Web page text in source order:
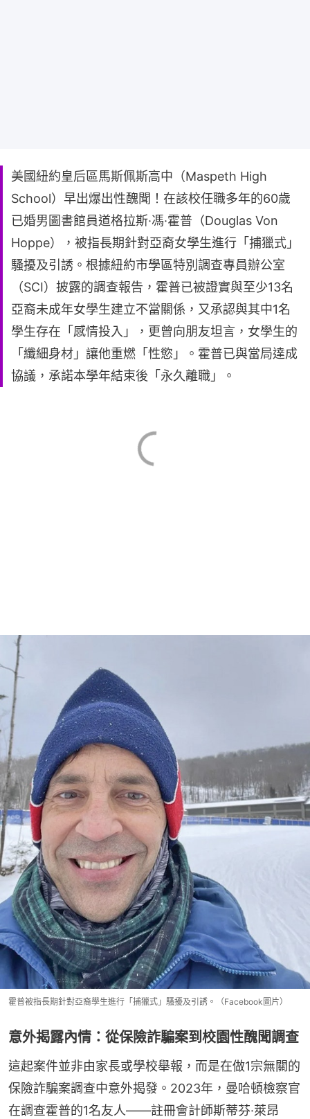
美國紐約皇后區馬斯佩斯高中（Maspeth High
School）早出爆出性醜聞！在該校任職多年的60歲
已婚男圖書館員道格拉斯·馮·霍普（Douglas Von
Hoppe），被指長期針對亞裔女學生進行「捕獵式」
騷擾及引誘。根據紐約市學區特別調查專員辦公室
（SCI）披露的調查報告，霍普已被證實與至少13名
亞裔未成年女學生建立不當關係，又承認與其中1名
學生存在「感情投入」，更曾向朋友坦言，女學生的
「纖細身材」讓他重燃「性慾」。霍普已與當局達成
協議，承諾本學年結束後「永久離職」。
霍普被指長期針對亞裔學生進行「捕獵式」騷擾及引誘。（Facebook圖片）
意外揭露內情：從保險詐騙案到校園性醜聞調查
這起案件並非由家長或學校舉報，而是在做1宗無關的
保險詐騙案調查中意外揭發。2023年，曼哈頓檢察官
在調查霍普的1名友人——註冊會計師斯蒂芬·萊昂